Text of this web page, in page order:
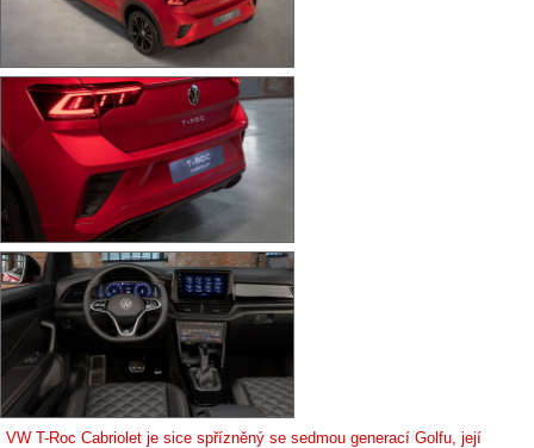
VW T-Roc Cabriolet je sice spřízněný se sedmou generací Golfu, její